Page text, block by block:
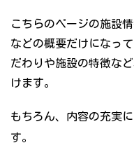
こちらのページの施設
などの概要だけになっ
だわりや施設の特徴な
けます。
もちろん、内容の充実に
す。